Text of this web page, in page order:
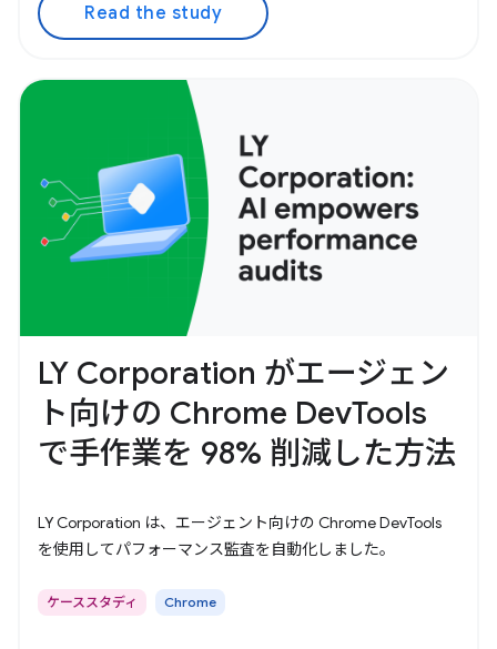
Read the study
LY Corporation がエージェン
ト向けの Chrome DevTools
で手作業を 98% 削減した方法
LY Corporation は、エージェント向けの Chrome DevTools
を使用してパフォーマンス監査を自動化しました。
ケーススタディ Chrome